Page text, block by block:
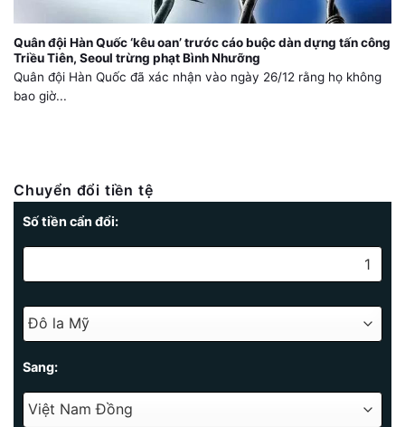
Quân đội Hàn Quốc ‘kêu oan’ trước cáo buộc dàn dựng tấn công
Triều Tiên, Seoul trừng phạt Bình Nhưỡng
Quân đội Hàn Quốc đã xác nhận vào ngày 26/12 rằng họ không
bao giờ...
Chuyển đổi tiền tệ
Số tiền cẩn đổi:
Sang: